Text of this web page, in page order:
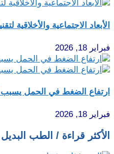
الأبعاد الاجتماعية والأخلاقية
فبراير 18, 2026
ارتفاع الضغط في الحمل
فبراير 18, 2026
الأكثر قراءة / الطب البديل